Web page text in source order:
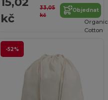
kč
33,05
kč
Objednat
-52%
Organic
Cotton